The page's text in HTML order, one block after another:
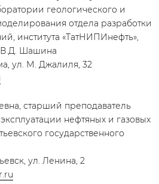
геологического и
отдела разработки
института «ТатНИПИнефть»,
В.Д. Шашина
ул. М. Джалиля, 32
старший преподаватель
нефтяных и газовых
государственного
ул. Ленина, 2